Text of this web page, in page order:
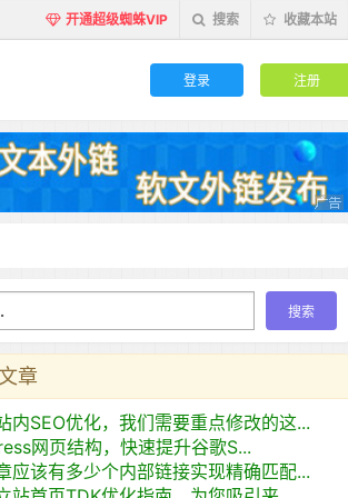
开通超级蜘蛛VIP 搜索 收藏本站
登录 注册
章
内SEO优化，我们需要重点修改的这...
网页结构，快速提升谷歌S...
应该有多少个内部链接实现精确匹配...